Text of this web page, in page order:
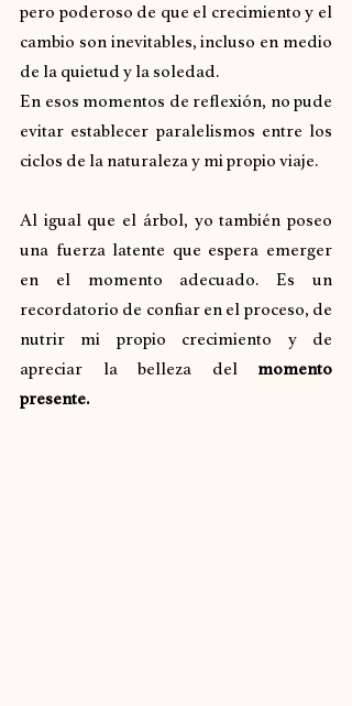
pero poderoso de que el crecimiento y el
cambio son inevitables, incluso en medio
de la quietud y la soledad.
En esos momentos de reflexión, no pude
evitar establecer paralelismos entre los
ciclos de la naturaleza y mi propio viaje.
Al igual que el árbol, yo también poseo
una fuerza latente que espera emerger
en el momento adecuado. Es un
recordatorio de confiar en el proceso, de
nutrir mi propio crecimiento y de
apreciar la belleza del momento
presente.